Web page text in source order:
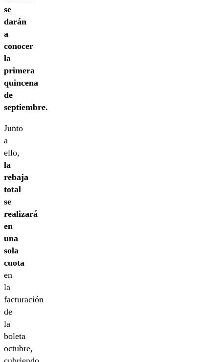
se
darán
a
conocer
la
primera
quincena
de
septiembre.
Junto
a
ello,
la
rebaja
total
se
realizará
en
una
sola
cuota
en
la
facturación
de
la
boleta
octubre,